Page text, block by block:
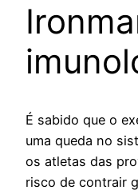
É sabido que o
uma queda no
os atletas das
risco de contrair